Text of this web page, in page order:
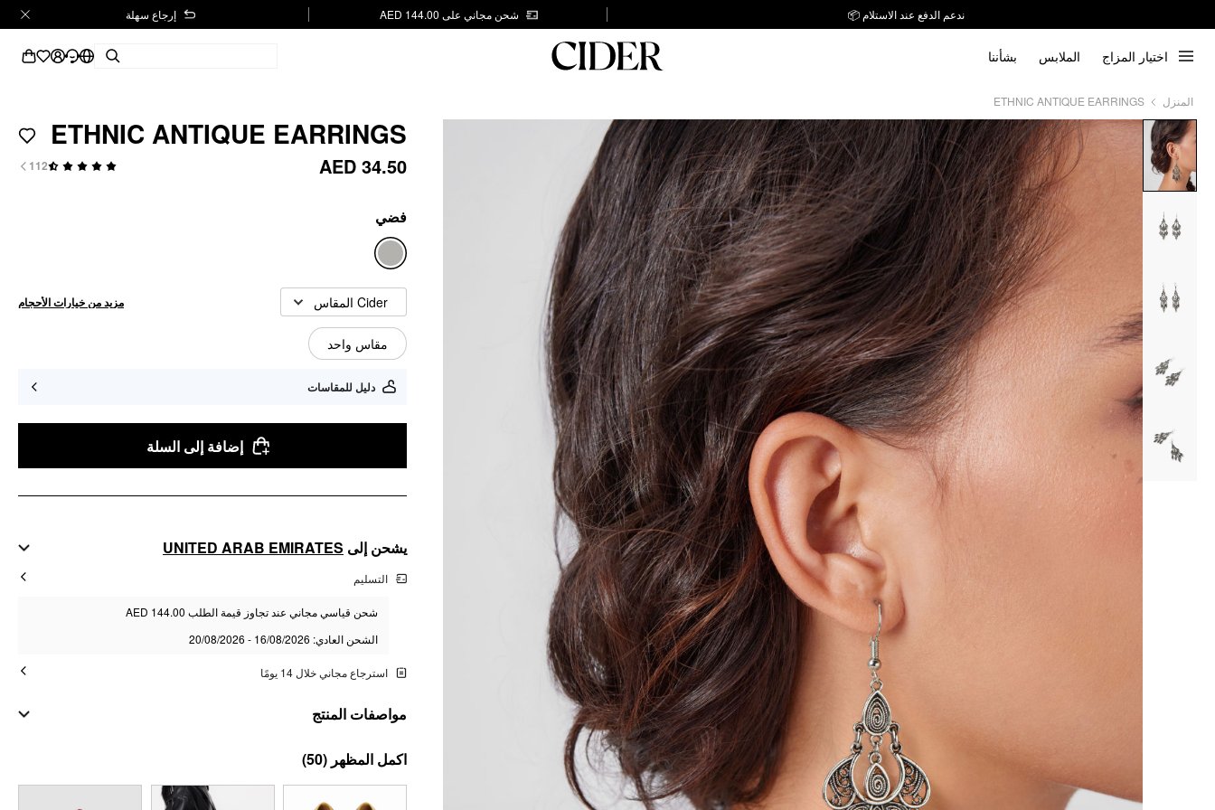
توصيل خلال 7 أيام إلى جميع دول الخليج
شحن مجاني على AED 144.00 إرجاع سهلة
اختيار المزاج الملابس بشأننا
المنزل ETHNIC ANTIQUE EARRINGS
ETHNIC ANTIQUE EARRINGS
AED 34.50
112
فضي
Cider المقاس مزيد من خيارات الأحجام
مقاس واحد
دليل للمقاسات
إضافة إلى السلة
يشحن إلى UNITED ARAB EMIRATES
التسليم
شحن قياسي مجاني عند تجاوز قيمة الطلب AED 144.00
الشحن العادي: 16/08/2026 - 20/08/2026
استرجاع مجاني خلال 14 يومًا
مواصفات المنتج
مواد
اكمل المظهر (50)